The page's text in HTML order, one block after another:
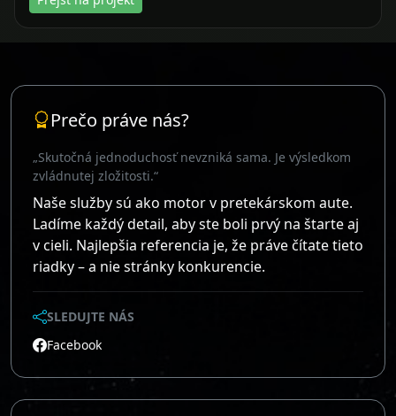
Naše služby sú ako motor v pretekárskom aute.
Ladíme každý detail, aby ste boli prvý na štarte aj
SLEDUJTE NÁS
Facebook
Užitočné odkazy
Domov
Naše služby
Projekty